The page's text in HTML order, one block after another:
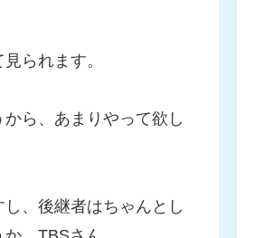
られます。
ら、あまりやって欲し
、後継者はちゃんとし